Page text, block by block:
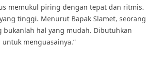
memukul piring dengan tepat dan ritmis.
tinggi. Menurut Bapak Slamet, seorang
hal yang mudah. Dibutuhkan
menguasainya.”